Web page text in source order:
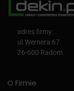
adres firmy:
ul.Wernera 67
26-600 Radom
O Firmie